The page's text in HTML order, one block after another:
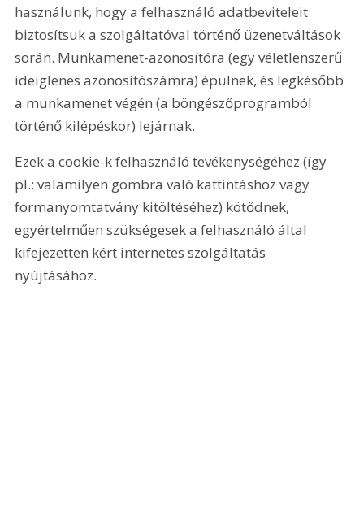
használunk, hogy a felhasználó adatbeviteleit
biztosítsuk a szolgáltatóval történő üzenetváltások
során. Munkamenet-azonosítóra (egy véletlenszerű
ideiglenes azonosítószámra) épülnek, és legkésőbb
a munkamenet végén (a böngészőprogramból
történő kilépéskor) lejárnak.
Ezek a cookie-k felhasználó tevékenységéhez (így
pl.: valamilyen gombra való kattintáshoz vagy
formanyomtatvány kitöltéséhez) kötődnek,
egyértelműen szükségesek a felhasználó által
kifejezetten kért internetes szolgáltatás
nyújtásához.